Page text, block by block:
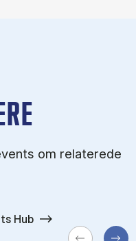
om relaterede
Hub